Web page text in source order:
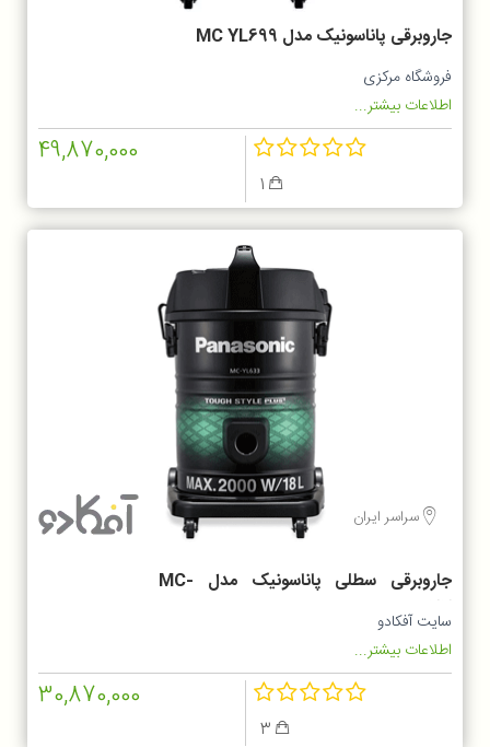
جاروبرقی پاناسونیک مدل MC YL699
فروشگاه مرکزی
اطلاعات بیشتر...
1
49,870,000
سراسر ایران
جاروبرقی سطلی پاناسونیک مدل MC-
YL633
سایت آفکادو
اطلاعات بیشتر...
3
30,870,000